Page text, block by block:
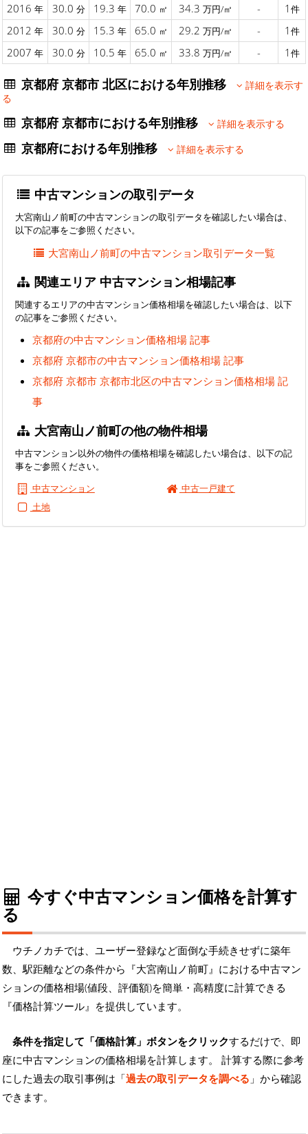
2016 年 30.0 分 19.3 年 70.0 ㎡ 34.3 万円/㎡ - 1 件
2012 年 30.0 分 15.3 年 65.0 ㎡ 29.2 万円/㎡ - 1 件
2007 年 30.0 分 10.5 年 65.0 ㎡ 33.8 万円/㎡ - 1 件
京都府 京都市 北区における年別推移
詳細を表示す
る
京都府 京都市における年別推移 詳細を表示する
京都府における年別推移 詳細を表示する
中古マンションの取引データ
大宮南山ノ前町の中古マンションの取引データを確認したい場合は、
以下の記事をご参照ください。
大宮南山ノ前町の中古マンション取引データ一覧
関連エリア 中古マンション相場記事
関連するエリアの中古マンション価格相場を確認したい場合は、以下
の記事をご参照ください。
京都府の中古マンション価格相場 記事
京都府 京都市の中古マンション価格相場 記事
京都府 京都市 京都市北区の中古マンション価格相場 記
事
大宮南山ノ前町の他の物件相場
中古マンション以外の物件の価格相場を確認したい場合は、以下の記
事をご参照ください。
中古マンション
中古一戸建て
土地
今すぐ中古マンション価格を計算す
る
ウチノカチでは、ユーザー登録など面倒な手続きせずに築年
数、駅距離などの条件から『大宮南山ノ前町』における中古マン
ションの価格相場(値段、評価額)を簡単・高精度に計算できる
『価格計算ツール』を提供しています。
条件を指定して「価格計算」ボタンをクリックするだけで、即
座に中古マンションの価格相場を計算します。 計算する際に参考
にした過去の取引事例は「過去の取引データを調べる 」から確認
できます。